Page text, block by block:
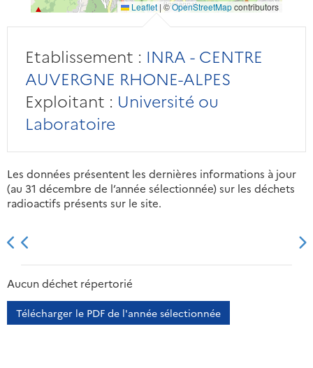
Leaflet | ©OpenStreetMapcontributors
Etablissement : INRA - CENTRE
AUVERGNE RHONE-ALPES
Exploitant : Université ou
Laboratoire
Les données présentent les dernières informations à jour
(au 31 décembre de l’année sélectionnée) sur les déchets
radioactifs présents sur le site.
2013 2014
Aucun déchet répertorié
Télécharger le PDF de l'année sélectionnée